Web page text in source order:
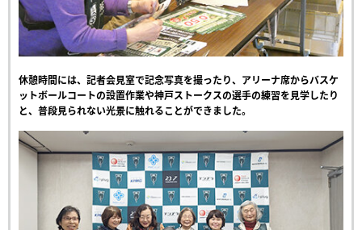
休憩時間には、記者会見室で記念写真を撮ったり、アリーナ席からバスケ
ットボールコートの設置作業や神戸ストークスの選手の練習を見学したり
と、普段見られない光景に触れることができました。